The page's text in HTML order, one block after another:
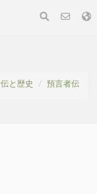
と歴史 預言者伝